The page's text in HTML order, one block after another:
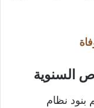
السنوية
بنود نظام